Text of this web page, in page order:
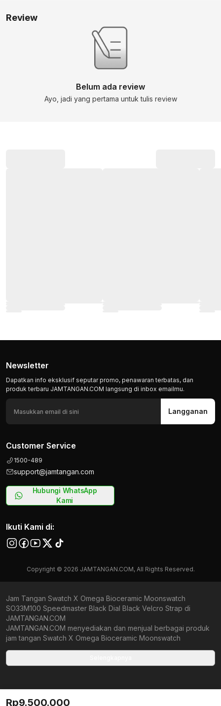
Newsletter
Dapatkan info eksklusif seputar promo, penawaran terbatas, dan
produk terbaru JAMTANGAN.COM langsung di inbox emailmu.
Langganan
Customer Service
1500-489
support@jamtangan.com
Hubungi WhatsApp
Kami
Ikuti Kami di:
Copyright © 2026 JAMTANGAN.COM, All Rights Reserved.
Jam Tangan Swatch X Omega Bioceramic Moonswatch
SO33M100 Speedmaster Black Dial Black Velcro Strap di
JAMTANGAN.COM
JAMTANGAN.COM menyediakan dan menjual berbagai produk
jam tangan Swatch X Omega Bioceramic Moonswatch
Kami berkomitmen untuk memberi penawaran terbaik bagi
yang tersedia merupakan produk jam tangan original,
berkualitas tinggi, dan memiliki harga yang lebih terjangkau dari
Rp9.500.000
Review
Belum ada review
Ayo, jadi yang pertama untuk tulis review